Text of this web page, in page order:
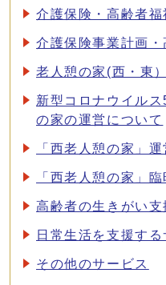
介護保険・高齢者福
介護保険事業計画
老人憩の家(西・東）
新型コロナウイル
の家の運営について
「西老人憩の家」
「西老人憩の家」
高齢者の生きがい支
日常生活を支援する
その他のサービス